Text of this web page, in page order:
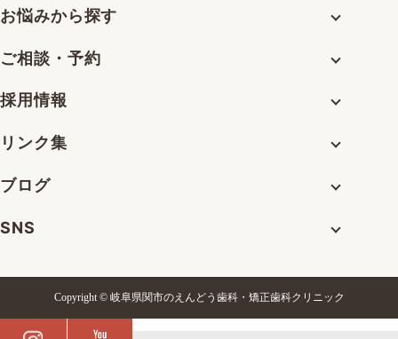
お悩みから探す
ご相談・予約
採用情報
リンク集
ブログ
SNS
Copyright © 岐阜県関市のえんどう歯科・矯正歯科クリニック